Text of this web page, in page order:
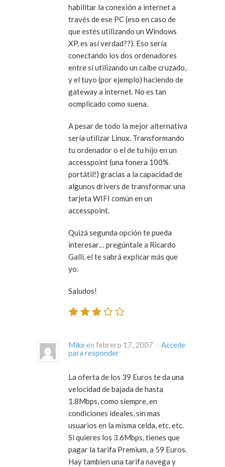
habilitar la conexión a internet a
través de ese PC (eso en caso de
que estés utilizando un Windows
XP, es así verdad??). Eso sería
conectando los dos ordenadores
entre sí utilizando un calbe cruzado,
y el tuyo (por ejemplo) haciendo de
gateway a internet. No es tan
ocmplicado como suena.
A pesar de todo la mejor alternativa
sería utilizar Linux. Transformando
tu ordenador o el de tu hijo en un
accesspoint (una fonera 100%
portátil!) gracias a la capacidad de
algunos drivers de transformar una
tarjeta WIFI común en un
accesspoint.
Quizá segunda opción te pueda
interesar… pregúntale a Ricardo
Galli, el te sabrá explicar más que
yo.
Saludos!
Mike en febrero 17, 2007 · Accede
para responder
La oferta de los 39 Euros te da una
velocidad de bajada de hasta
1.8Mbps, como siempre, en
condiciones ideales, sin mas
usuarios en la misma celda, etc. etc.
Si quieres los 3.6Mbps, tienes que
pagar la tarifa Premium, a 59 Euros.
Hay tambien una tarifa navega y